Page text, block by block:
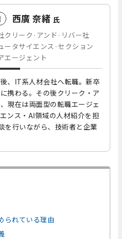
西廣 奈緒 氏
クリーク·アンド·リバー社
ータサイエンス·セクション
エージェント
、IT系人材会社へ転職。新卒
携わる。その後クリーク・ア
現在は両面型の転職エージェ
ンス・AI領域の人材紹介を担
を行いながら、技術者と企業
られている理由